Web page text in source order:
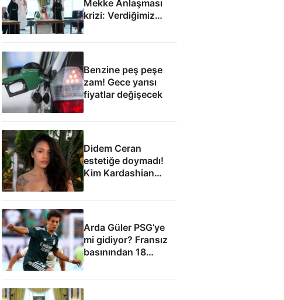
Mekke Anlaşması
krizi: Verdiğimiz
Patriot derhal iade
Benzine peş peşe
zam! Gece yarısı
fiyatlar değişecek
Didem Ceran
estetiğe doymadı!
Kim Kardashian
yöntemleri
Arda Güler PSG’ye
mi gidiyor? Fransız
basınından 18
milyon euroluk teklif